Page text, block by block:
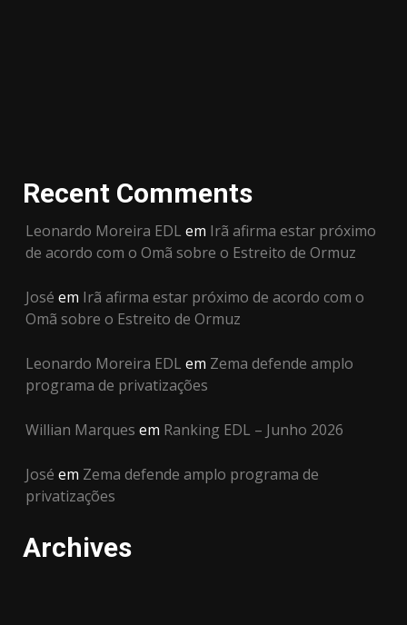
Recent Comments
Leonardo Moreira EDL em Irã afirma estar próximo
de acordo com o Omã sobre o Estreito de Ormuz
José em Irã afirma estar próximo de acordo com o
Omã sobre o Estreito de Ormuz
Leonardo Moreira EDL em Zema defende amplo
programa de privatizações
Willian Marques em Ranking EDL – Junho 2026
José em Zema defende amplo programa de
privatizações
Archives